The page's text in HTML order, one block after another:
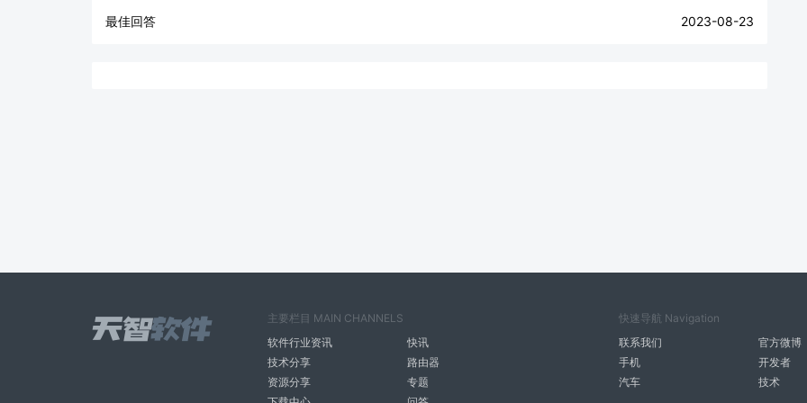
最佳回答 2023-08-23
主要栏目 MAIN CHANNELS
软件行业资讯
快讯
技术分享
路由器
资源分享
专题
快速导航 Navigation
联系我们
官方微博
手机
开发者
汽车
技术